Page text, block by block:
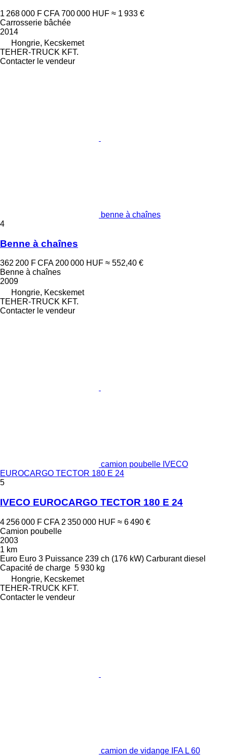
1 268 000 F CFA 700 000 HUF ≈ 1 933 €
Carrosserie bâchée
2014
Hongrie, Kecskemet
TEHER-TRUCK KFT.
Contacter le vendeur
benne à chaînes
4
Benne à chaînes
362 200 F CFA 200 000 HUF ≈ 552,40 €
Benne à chaînes
2009
Hongrie, Kecskemet
TEHER-TRUCK KFT.
Contacter le vendeur
camion poubelle IVECO
EUROCARGO TECTOR 180 E 24
5
IVECO EUROCARGO TECTOR 180 E 24
4 256 000 F CFA 2 350 000 HUF ≈ 6 490 €
Camion poubelle
2003
1 km
Euro Euro 3 Puissance 239 ch (176 kW) Carburant diesel
Capacité de charge 5 930 kg
Hongrie, Kecskemet
TEHER-TRUCK KFT.
Contacter le vendeur
camion de vidange IFA L 60